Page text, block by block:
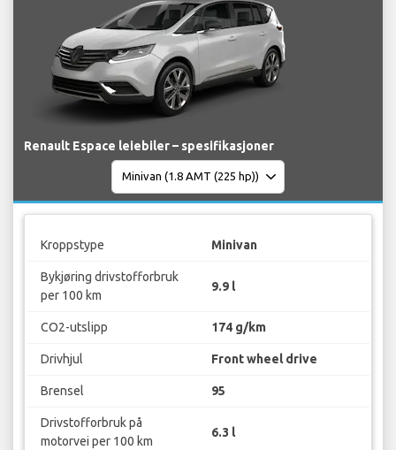
Renault Espace leiebiler – spesifikasjoner
Kroppstype Minivan
Bykjøring drivstofforbruk
per 100 km
9.9 l
CO2-utslipp 174 g/km
Drivhjul Front wheel drive
Brensel 95
Drivstofforbruk på
motorvei per 100 km
6.3 l